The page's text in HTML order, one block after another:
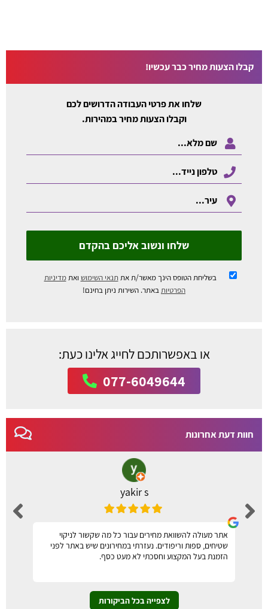
קבלו הצעות מחיר כבר עכשיו!
שלחו את פרטי העבודה הדרושים לכם
וקבלו הצעות מחיר במהירות.
שלחו ונשוב אליכם בהקדם
בשליחת הטופס הינך מאשר/ת את תנאי השימוש ואתמדיניות
הפרטיותבאתר. השירות ניתן בחינם!
או באפשרותכם לחייג אלינו כעת:
077-6049644
חוות דעת אחרונות
yakir s
אתר מעולה להשוואת מחירים עבור כל מה שקשור לניקוי
שטיחים, ספות וריפודים. נעזרתי במחירונים שיש באתר לפני
הזמנת בעל המקצוע וחסכתי לא מעט כסף.
לצפייה בכל הביקורות